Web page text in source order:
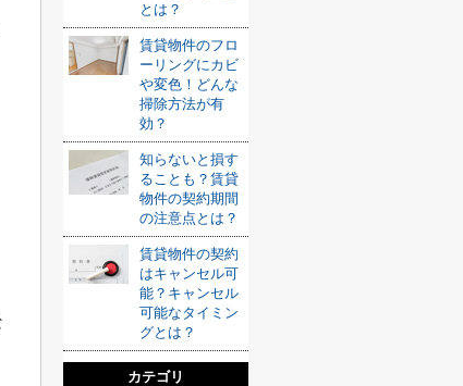
とは？
賃貸物件のフロ
ーリングにカビ
や変色！どんな
掃除方法が有
効？
知らないと損す
ることも？賃貸
物件の契約期間
の注意点とは？
賃貸物件の契約
はキャンセル可
能？キャンセル
可能なタイミン
グとは？
カテゴリ